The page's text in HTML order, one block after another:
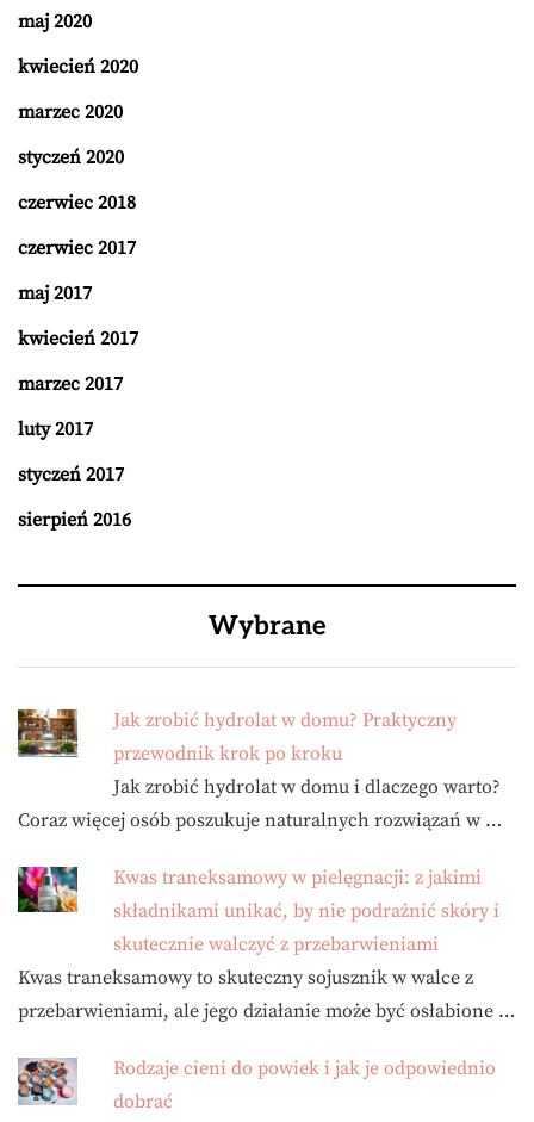
maj 2020
kwiecień 2020
marzec 2020
styczeń 2020
czerwiec 2018
czerwiec 2017
maj 2017
kwiecień 2017
marzec 2017
luty 2017
styczeń 2017
sierpień 2016
Wybrane
Jak zrobić hydrolat w domu? Praktyczny
przewodnik krok po kroku
Jak zrobić hydrolat w domu i dlaczego warto?
Coraz więcej osób poszukuje naturalnych rozwiązań w …
Kwas traneksamowy w pielęgnacji: z jakimi
składnikami unikać, by nie podrażnić skóry i
skutecznie walczyć z przebarwieniami
Kwas traneksamowy to skuteczny sojusznik w walce z
przebarwieniami, ale jego działanie może być osłabione …
Rodzaje cieni do powiek i jak je odpowiednio
dobrać